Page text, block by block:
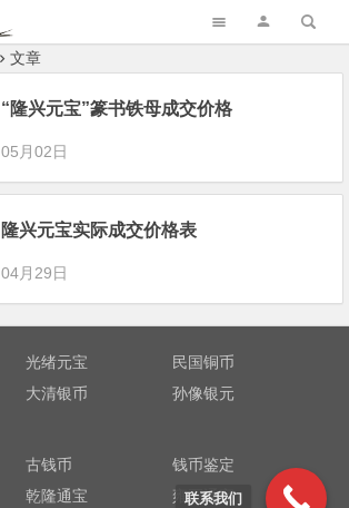
文章
“隆兴元宝”篆书铁母成交价格
05月02日
隆兴元宝实际成交价格表
04月29日
光绪元宝
民国铜币
大清银币
孙像银元
古钱币
钱币鉴定
乾隆通宝
雍正通宝
联系我们